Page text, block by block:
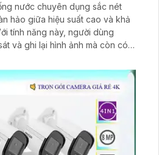
nước chuyên dụng sắc nét
hảo giữa hiệu suất cao và khả
và ghi lại hình ảnh mà còn có
chính là thương hiệu Dahua -
đánh giá cao về chất lượng